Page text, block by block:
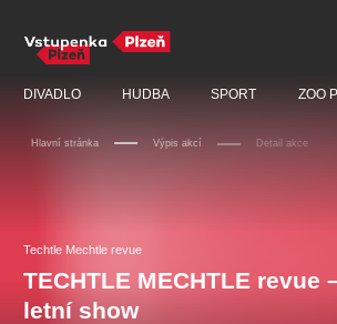
DIVADLO HUDBA SPORT ZOO
Hlavní stránka Výpis akcí Detail akce
Techtle Mechtle revue
TECHTLE MECHTLE revue
letní show
Doporučujeme
JARO EVENT s.r.o.
Centrální rezervační